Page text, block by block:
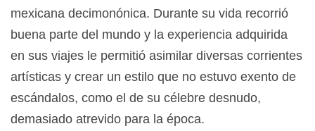
mexicana decimonónica. Durante su vida recorrió
buena parte del mundo y la experiencia adquirida
en sus viajes le permitió asimilar diversas corrientes
artísticas y crear un estilo que no estuvo exento de
escándalos, como el de su célebre desnudo,
demasiado atrevido para la época.